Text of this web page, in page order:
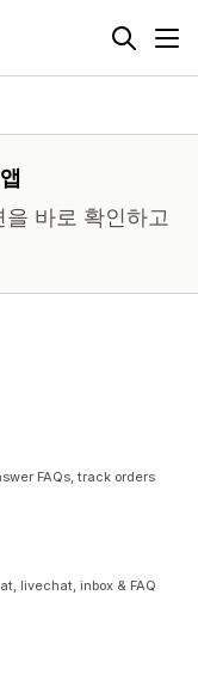
바로 확인하고
FAQs, track orders
livechat, inbox & FAQ